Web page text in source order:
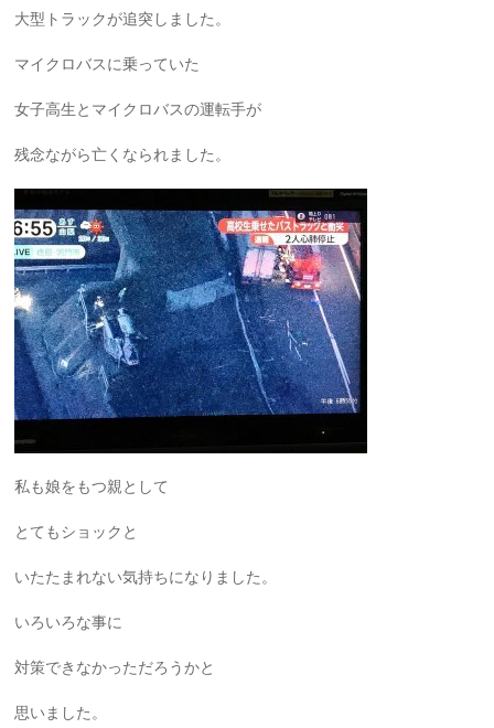
大型トラックが追突しました。
マイクロバスに乗っていた
女子高生とマイクロバスの運転手が
残念ながら亡くなられました。
私も娘をもつ親として
とてもショックと
いたたまれない気持ちになりました。
いろいろな事に
対策できなかっただろうかと
思いました。